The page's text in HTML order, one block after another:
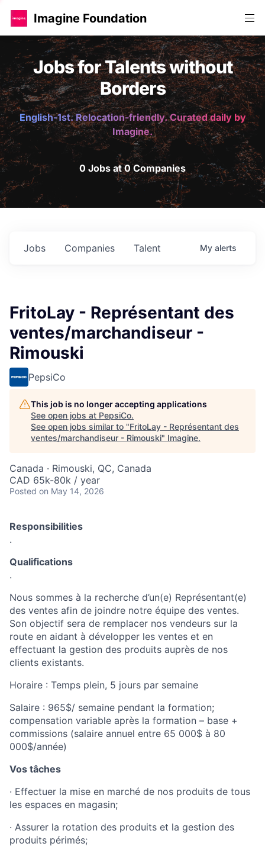
Imagine Foundation
Jobs for Talents without
Borders
English-1st. Relocation-friendly. Curated daily by
Imagine.
0 Jobs at 0 Companies
Jobs Companies Talent My alerts
FritoLay - Représentant des
ventes/marchandiseur -
Rimouski
PepsiCo
This job is no longer accepting applications
See open jobs at PepsiCo.
See open jobs similar to "FritoLay - Représentant des
ventes/marchandiseur - Rimouski" Imagine.
Canada · Rimouski, QC, Canada
CAD 65k-80k / year
Posted on May 14, 2026
Responsibilities
.
Qualifications
.
Nous sommes à la recherche d’un(e) Représentant(e)
des ventes afin de joindre notre équipe des ventes.
Son objectif sera de remplacer nos vendeurs sur la
route en aidant à développer les ventes et en
effectuant la gestion des produits auprès de nos
clients existants.
Horaire : Temps plein, 5 jours par semaine
Salaire : 965$/ semaine pendant la formation;
compensation variable après la formation – base +
commissions (salaire annuel entre 65 000$ à 80
000$/année)
Vos tâches
· Effectuer la mise en marché de nos produits de tous
les espaces en magasin;
· Assurer la rotation des produits et la gestion des
produits périmés;